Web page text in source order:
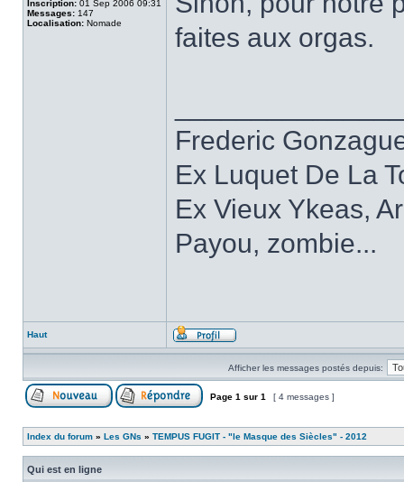
Inscription: 01 Sep 2006 09:31
Messages: 147
Localisation: Nomade
faites aux orgas.
Frederic
Ex Luquet De La
Ex Vieux Ykeas,
Payou, zombie...
Haut
Afficher les messages postés depuis:
Page 1 sur 1 [ 4 messages ]
Index du forum » Les GNs » TEMPUS FUGIT - "le Masque des Siècles" - 2012
Qui est en ligne